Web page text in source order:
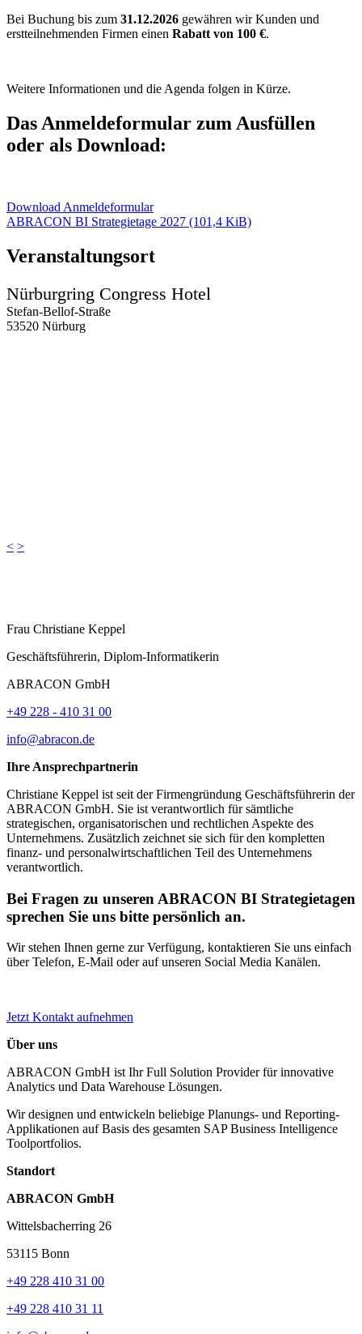
Bei Buchung bis zum 31.12.2026 gewähren wir Kunden und
erstteilnehmenden Firmen einen Rabatt von 100 €.
Weitere Informationen und die Agenda folgen in Kürze.
Das Anmeldeformular zum Ausfüllen
oder als Download:
Download Anmeldeformular
ABRACON BI Strategietage 2027 (101,4 KiB)
Veranstaltungsort
Nürburgring Congress Hotel
Stefan-Bellof-Straße
53520 Nürburg
< >
Frau Christiane Keppel
Geschäftsführerin, Diplom-Informatikerin
ABRACON GmbH
+49 228 - 410 31 00
info@abracon.de
Ihre Ansprechpartnerin
Christiane Keppel ist seit der Firmengründung Geschäftsführerin der
ABRACON GmbH. Sie ist verantwortlich für sämtliche
strategischen, organisatorischen und rechtlichen Aspekte des
Unternehmens. Zusätzlich zeichnet sie sich für den kompletten
finanz- und personalwirtschaftlichen Teil des Unternehmens
verantwortlich.
Bei Fragen zu unseren ABRACON BI Strategietagen
sprechen Sie uns bitte persönlich an.
Wir stehen Ihnen gerne zur Verfügung, kontaktieren Sie uns einfach
über Telefon, E-Mail oder auf unseren Social Media Kanälen.
Jetzt Kontakt aufnehmen
Über uns
ABRACON GmbH ist Ihr Full Solution Provider für innovative
Analytics und Data Warehouse Lösungen.
Wir designen und entwickeln beliebige Planungs- und Reporting-
Applikationen auf Basis des gesamten SAP Business Intelligence
Toolportfolios.
Standort
ABRACON GmbH
Wittelsbacherring 26
53115 Bonn
+49 228 410 31 00
+49 228 410 31 11